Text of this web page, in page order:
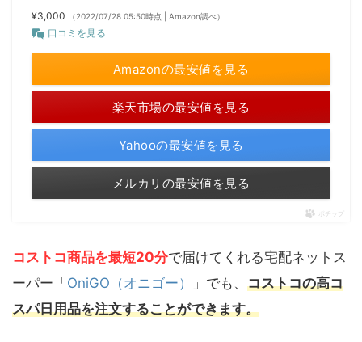
¥3,000 （2022/07/28 05:50時点 | Amazon調べ）
口コミを見る
Amazonの最安値を見る
楽天市場の最安値を見る
Yahooの最安値を見る
メルカリの最安値を見る
ポチップ
コストコ商品を最短20分で届けてくれる宅配ネットス
ーパー「 OniGO（オニゴー） 」でも、 コストコの高コ
スパ日用品を注文することができます。